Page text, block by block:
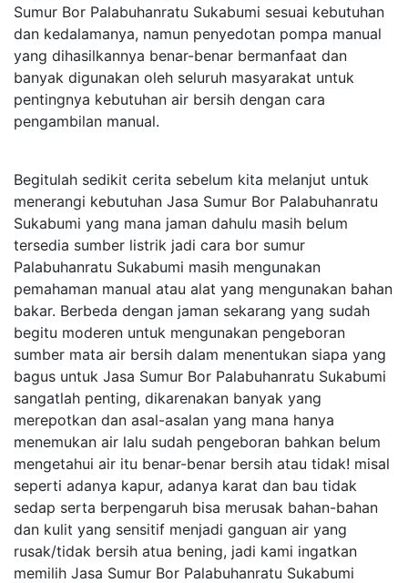
Sumur Bor Palabuhanratu Sukabumi sesuai kebutuhan
dan kedalamanya, namun penyedotan pompa manual
yang dihasilkannya benar-benar bermanfaat dan
banyak digunakan oleh seluruh masyarakat untuk
pentingnya kebutuhan air bersih dengan cara
pengambilan manual.
Begitulah sedikit cerita sebelum kita melanjut untuk
menerangi kebutuhan Jasa Sumur Bor Palabuhanratu
Sukabumi yang mana jaman dahulu masih belum
tersedia sumber listrik jadi cara bor sumur
Palabuhanratu Sukabumi masih mengunakan
pemahaman manual atau alat yang mengunakan bahan
bakar. Berbeda dengan jaman sekarang yang sudah
begitu moderen untuk mengunakan pengeboran
sumber mata air bersih dalam menentukan siapa yang
bagus untuk Jasa Sumur Bor Palabuhanratu Sukabumi
sangatlah penting, dikarenakan banyak yang
merepotkan dan asal-asalan yang mana hanya
menemukan air lalu sudah pengeboran bahkan belum
mengetahui air itu benar-benar bersih atau tidak! misal
seperti adanya kapur, adanya karat dan bau tidak
sedap serta berpengaruh bisa merusak bahan-bahan
dan kulit yang sensitif menjadi ganguan air yang
rusak/tidak bersih atua bening, jadi kami ingatkan
memilih Jasa Sumur Bor Palabuhanratu Sukabumi